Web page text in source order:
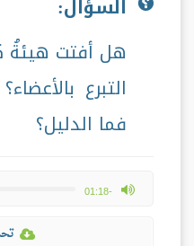
السؤال:
هل أفتت هيئةُ
التبرع
فما الدليل؟
-01:18
max volume